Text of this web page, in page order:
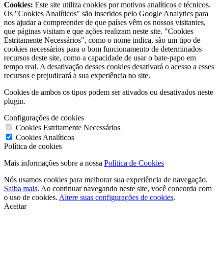
Cookies: Este site utiliza cookies por motivos analíticos e técnicos.
Os "Cookies Analíticos" são inseridos pelo Google Analytics para
nos ajudar a compreender de que países vêm os nossos visitantes,
que páginas visitam e que ações realizam neste site. "Cookies
Estritamente Necessários", como o nome indica, são um tipo de
cookies necessários para o bom funcionamento de determinados
recursos deste site, como a capacidade de usar o bate-papo em
tempo real. A desativação desses cookies desativará o acesso a esses
recursos e prejudicará a sua experiência no site.
Cookies de ambos os tipos podem ser ativados ou desativados neste
plugin.
Configurações de cookies
Cookies Estritamente Necessários
Cookies Analíticos
Política de cookies
Mais informações sobre a nossa Política de Cookies
Nós usamos cookies para melhorar sua experiência de navegação.
Saiba mais. Ao continuar navegando neste site, você concorda com
o uso de cookies. Altere suas configurações de cookies.
Aceitar